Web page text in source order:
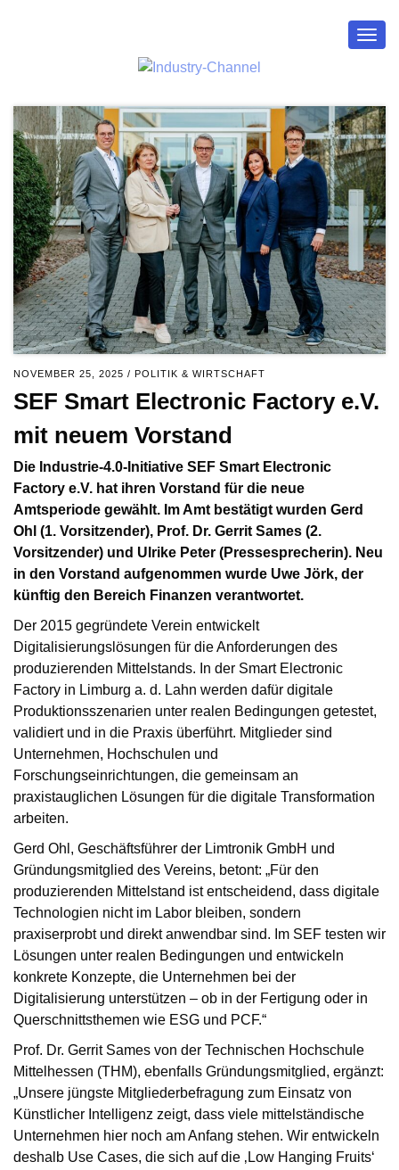
NOVEMBER 25, 2025 / POLITIK & WIRTSCHAFT
SEF Smart Electronic Factory e.V.
mit neuem Vorstand
Die Industrie-4.0-Initiative SEF Smart Electronic
Factory e.V. hat ihren Vorstand für die neue
Amtsperiode gewählt. Im Amt bestätigt wurden Gerd
Ohl (1. Vorsitzender), Prof. Dr. Gerrit Sames (2.
Vorsitzender) und Ulrike Peter (Pressesprecherin). Neu
in den Vorstand aufgenommen wurde Uwe Jörk, der
künftig den Bereich Finanzen verantwortet.
Der 2015 gegründete Verein entwickelt
Digitalisierungslösungen für die Anforderungen des
produzierenden Mittelstands. In der Smart Electronic
Factory in Limburg a. d. Lahn werden dafür digitale
Produktionsszenarien unter realen Bedingungen getestet,
validiert und in die Praxis überführt. Mitglieder sind
Unternehmen, Hochschulen und
Forschungseinrichtungen, die gemeinsam an
praxistauglichen Lösungen für die digitale Transformation
arbeiten.
Gerd Ohl, Geschäftsführer der Limtronik GmbH und
Gründungsmitglied des Vereins, betont: „Für den
produzierenden Mittelstand ist entscheidend, dass digitale
Technologien nicht im Labor bleiben, sondern
praxiserprobt und direkt anwendbar sind. Im SEF testen wir
Lösungen unter realen Bedingungen und entwickeln
konkrete Konzepte, die Unternehmen bei der
Digitalisierung unterstützen – ob in der Fertigung oder in
Querschnittsthemen wie ESG und PCF.“
Prof. Dr. Gerrit Sames von der Technischen Hochschule
Mittelhessen (THM), ebenfalls Gründungsmitglied, ergänzt:
„Unsere jüngste Mitgliederbefragung zum Einsatz von
Künstlicher Intelligenz zeigt, dass viele mittelständische
Unternehmen hier noch am Anfang stehen. Wir entwickeln
deshalb Use Cases, die sich auf die ‚Low Hanging Fruits‘